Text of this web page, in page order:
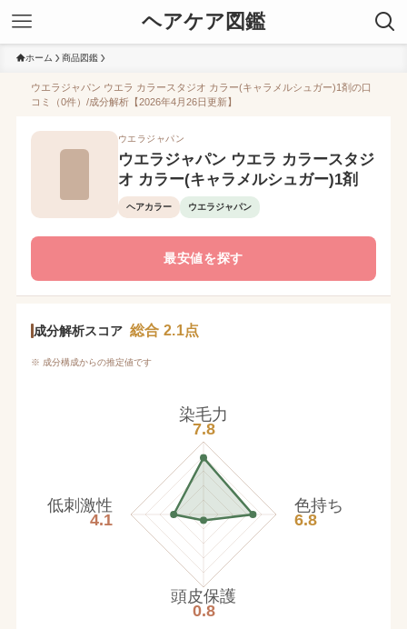
ヘアケア図鑑
ホーム 商品図鑑
ウエラジャパン ウエラ カラースタジオ カラー(キャラメルシュガー)1剤の口
コミ（0件）/成分解析【2026年4月26日更新】
ウエラジャパン
ウエラジャパン ウエラ カラースタジ
オ カラー(キャラメルシュガー)1剤
ヘアカラー ウエラジャパン
最安値を探す
成分解析スコア 総合 2.1点
※ 成分構成からの推定値です
染毛力
7.8
色持ち
6.8
頭皮保護
0.8
低刺激性
4.1